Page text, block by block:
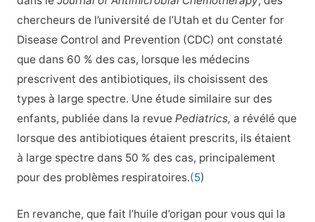
chercheurs de l’université de l’Utah et du Center for
Disease Control and Prevention (CDC) ont constaté
que dans 60 % des cas, lorsque les médecins
prescrivent des antibiotiques, ils choisissent des
types à large spectre. Une étude similaire sur des
enfants, publiée dans la revue Pediatrics, a révélé que
lorsque des antibiotiques étaient prescrits, ils étaient
à large spectre dans 50 % des cas, principalement
pour des problèmes respiratoires.(5)
En revanche, que fait l’huile d’origan pour vous qui la